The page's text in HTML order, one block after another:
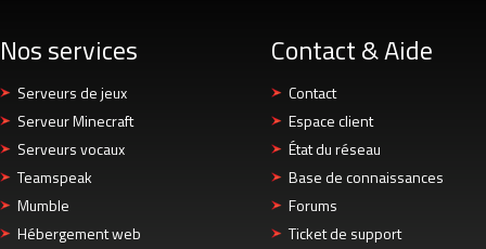
Nos services
Serveurs de jeux
Serveur Minecraft
Serveurs vocaux
Teamspeak
Mumble
Hébergement web
Contact & Aide
Contact
Espace client
État du réseau
Base de connaissances
Forums
Ticket de support